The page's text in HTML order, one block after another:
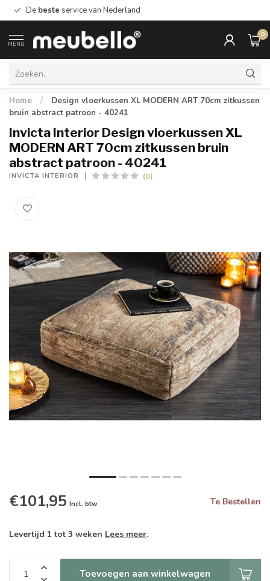
De beste service van Nederland
MENU
0
Home /
Design vloerkussen XL MODERN ART 70cm zitkussen
bruin abstract patroon - 40241
Invicta Interior Design vloerkussen XL
MODERN ART 70cm zitkussen bruin
abstract patroon - 40241
INVICTA INTERIOR (0)
€101,95 Incl. btw Te Bestellen
Levertijd 1 tot 3 weken Lees meer.
Toevoegen aan winkelwagen